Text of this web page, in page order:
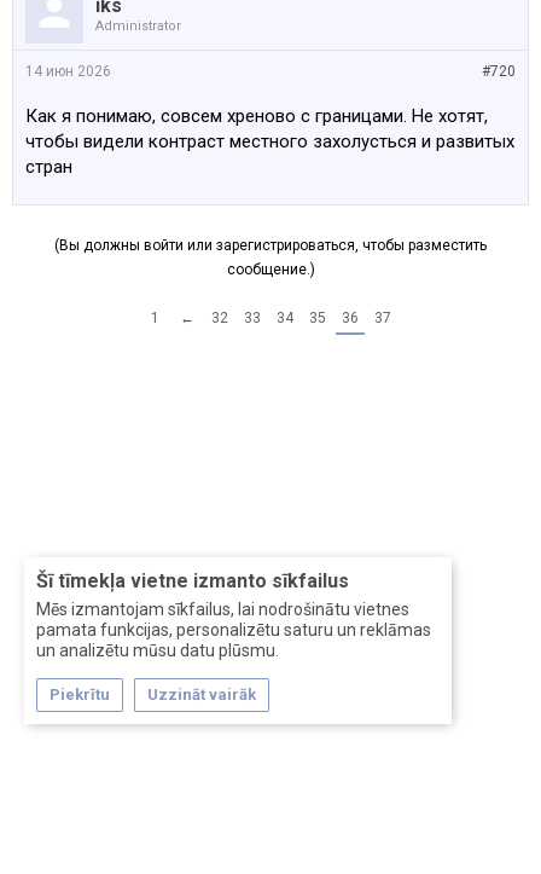
Šī tīmekļa vietne izmanto sīkfailus
Mēs izmantojam sīkfailus, lai nodrošinātu vietnes
pamata funkcijas, personalizētu saturu un reklāmas
un analizētu mūsu datu plūsmu.
Piekrītu Uzzināt vairāk
iks
Administrator
#720
14 июн 2026
Как я понимаю, совсем хреново с границами. Не хотят,
чтобы видели контраст местного захолусться и развитых
стран
(Вы должны войти или зарегистрироваться, чтобы разместить
сообщение.)
1 ← 32 33 34 35 36 37